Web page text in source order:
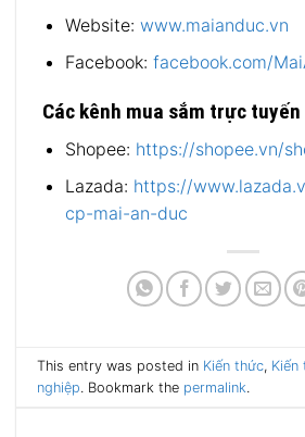
Website: www.maianduc.vn
Facebook: facebook.com/
Các kênh mua sắm trực
Shopee: https://shopee.vn/
Lazada: https://
cp-mai-an-duc
This entry was posted in Kiến thức, Kiến
nghiệp. Bookmark the permalink.